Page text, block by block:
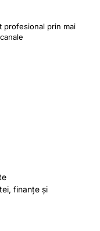
profesional prin mai
finanțe și